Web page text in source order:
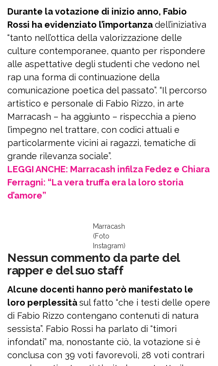
Durante la votazione di inizio anno, Fabio
Rossi ha evidenziato l’importanzadell’iniziativa
“tanto nell’ottica della valorizzazione delle
culture contemporanee, quanto per rispondere
alle aspettative degli studenti che vedono nel
rap una forma di continuazione della
comunicazione poetica del passato”. “Il percorso
artistico e personale di Fabio Rizzo, in arte
Marracash – ha aggiunto – rispecchia a pieno
l’impegno nel trattare, con codici attuali e
particolarmente vicini ai ragazzi, tematiche di
grande rilevanza sociale”.
LEGGI ANCHE: Marracash infilza Fedez e Chiara
Ferragni: “La vera truffa era la loro storia
d’amore”
Marracash
(Foto
Instagram)
Nessun commento da parte del
rapper e del suo staff
Alcune docenti hanno però manifestato le
loro perplessitàsul fatto “che i testi delle opere
di Fabio Rizzo contengano contenuti di natura
sessista”. Fabio Rossi ha parlato di “timori
infondati” ma, nonostante ciò, la votazione si è
conclusa con 39 voti favorevoli, 28 voti contrari